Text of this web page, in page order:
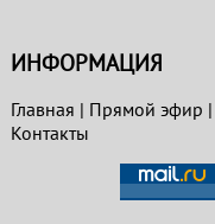
ИНФОРМАЦИЯ
Главная | Прямой эфир |
Контакты